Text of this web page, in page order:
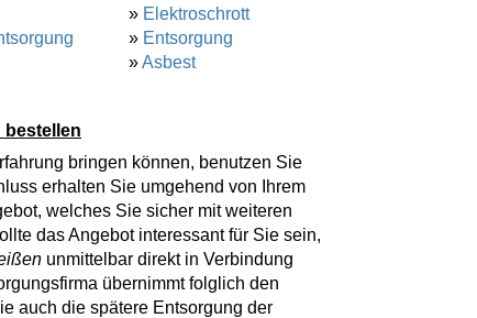
» Elektroschrott
» Entsorgung
»Asbest
bestellen
bringen können, benutzen Sie
erhalten Sie umgehend von Ihrem
welches Sie sicher mit weiteren
das Angebot interessant für Sie sein,
unmittelbar direkt in Verbindung
übernimmt folglich den
auch die spätere Entsorgung der